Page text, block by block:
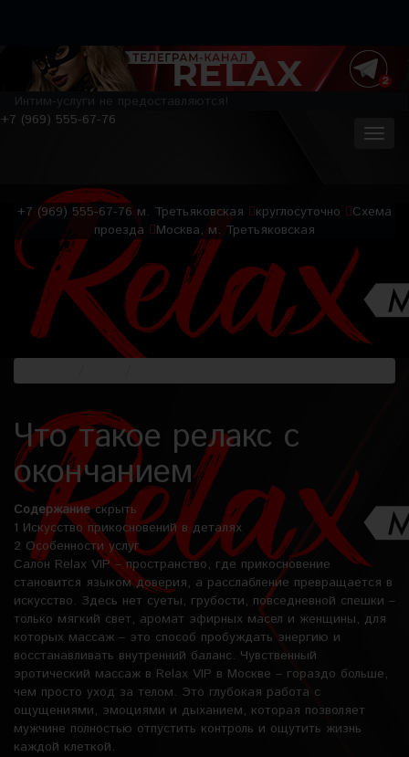
Интим-услуги не предоставляются!
+7 (969) 555-67-76
+7 (969) 555-67-76 м. Третьяковская круглосуточно
Схема
проезда
Москва, м. Третьяковская
Что такое релакс с
окончанием
Содержание скрыть
1 Искусство прикосновений в деталях
2 Особенности услуг
Салон Relax VIP – пространство, где прикосновение
становится языком доверия, а расслабление превращается в
искусство. Здесь нет суеты, грубости, повседневной спешки –
только мягкий свет, аромат эфирных масел и женщины, для
которых массаж – это способ пробуждать энергию и
восстанавливать внутренний баланс. Чувственный
эротический массаж в Relax VIP в Москве – гораздо больше,
чем просто уход за телом. Это глубокая работа с
ощущениями, эмоциями и дыханием, которая позволяет
мужчине полностью отпустить контроль и ощутить жизнь
каждой клеткой.